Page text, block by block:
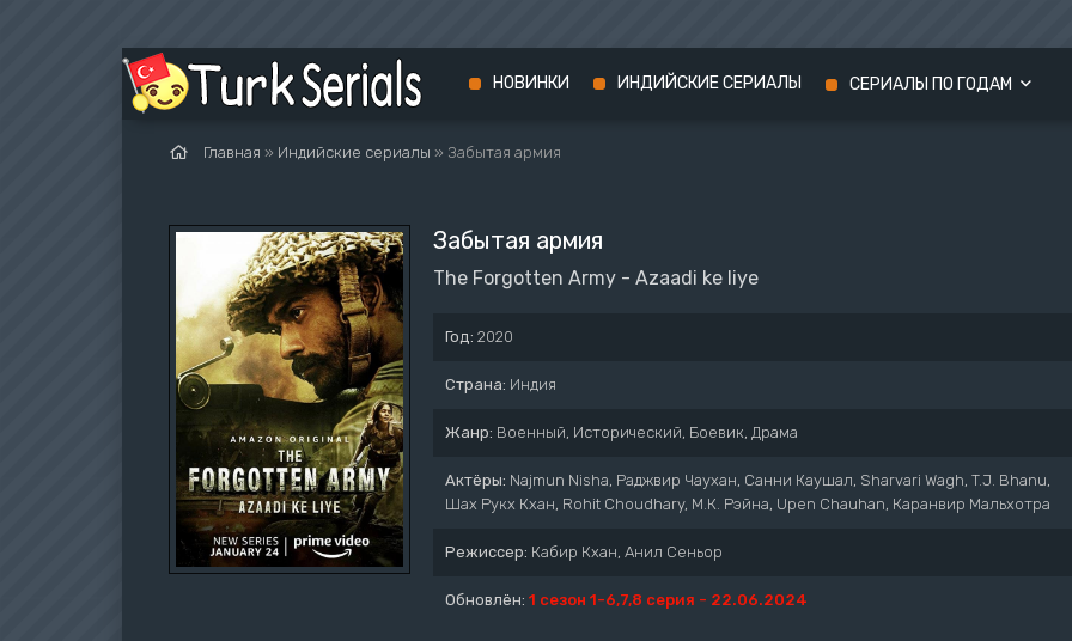
Главная » Индийские сериалы » Забытая армия
Забытая армия
The Forgotten Army - Azaadi ke liye
Год: 2020
Страна: Индия
Жанр: Военный, Исторический, Боевик, Драма
Актёры: Najmun Nisha, Раджвир Чаухан, Санни Каушал, Sharvari Wagh, T.J. Bhanu,
Шах Рукх Кхан, Rohit Choudhary, М.К. Рэйна, Upen Chauhan, Каранвир Мальхотра
Режиссер: Кабир Кхан, Анил Сеньор
Обновлён: 1 сезон 1-6,7,8 серия - 22.06.2024
НОВИНКИ ИНДИЙСКИЕ СЕРИАЛЫ СЕРИАЛЫ ПО ГОДАМ